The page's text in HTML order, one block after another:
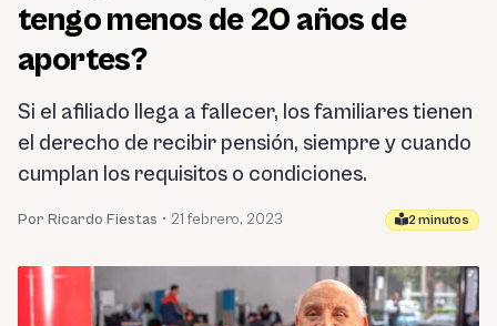
tengo menos de 20 años de
aportes?
Si el afiliado llega a fallecer, los familiares tienen
el derecho de recibir pensión, siempre y cuando
cumplan los requisitos o condiciones.
Por Ricardo Fiestas • 21 febrero, 2023 2 minutos